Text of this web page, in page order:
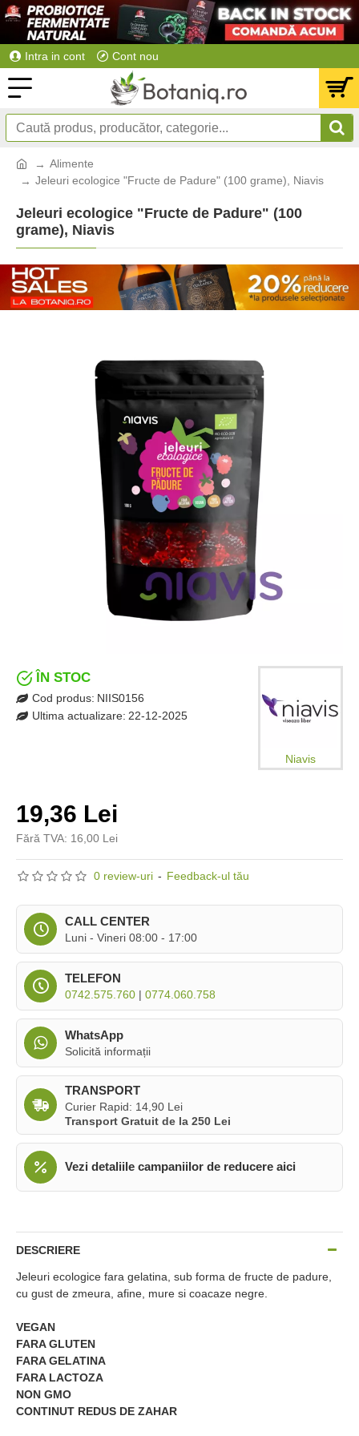
Intra in cont Cont nou
Alimente
Jeleuri ecologice "Fructe de Padure" (100 grame), Niavis
Jeleuri ecologice "Fructe de Padure" (100
grame), Niavis
0 review-uri - Feedback-ul tău
19,36 Lei
Fără TVA: 16,00 Lei
ÎN STOC
Cod produs: NIIS0156
Ultima actualizare: 22-12-2025
Niavis
CALL CENTER
Luni - Vineri 08:00 - 17:00
TELEFON
0742.575.760 | 0774.060.758
WhatsApp
Solicită informații
TRANSPORT
Curier Rapid: 14,90 Lei
Transport Gratuit de la 250 Lei
Vezi detaliile campaniilor de reducere aici
DESCRIERE
Jeleuri ecologice fara gelatina, sub forma de fructe de padure,
cu gust de zmeura, afine, mure si coacaze negre.
VEGAN
FARA GLUTEN
FARA GELATINA
FARA LACTOZA
NON GMO
CONTINUT REDUS DE ZAHAR